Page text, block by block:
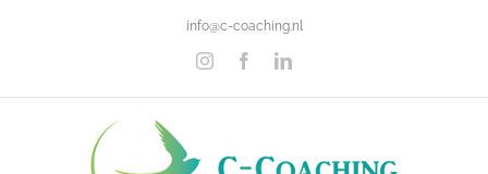
info@c-coaching.nl
InstagramFacebookLinkedIn